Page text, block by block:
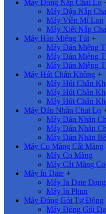
Máy Đóng Nắp Chai Lọ
Máy Dập Nắp
Máy Viền Mí Lon
Máy Xiết Nắp
Máy Hàn Miệng Túi +
Máy Dán Miệng
Máy Dán Miệng
Máy Dán Miệng
Máy Hút Chân Không +
Máy Hút Chân
Máy Hút Chân
Máy Hút Chân
Máy Dán Nhãn Chai Lọ
Máy Dán Nhãn
Máy Dán Nhãn
Máy Dán Nhãn
Máy Co Màng Cắt Màng
Máy Co Màng
Máy Cắt Màng Co
Máy In Date +
Máy In Date
Máy In Phun
Máy Đóng Gói Tự Động
Máy Đóng Gói